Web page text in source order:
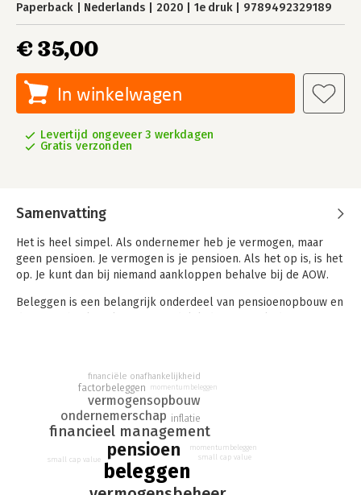
Paperback Nederlands 2020 1e druk 9789492329189
€ 35,00
In winkelwagen
Levertijd ongeveer 3 werkdagen
Gratis verzonden
Samenvatting
Het is heel simpel. Als ondernemer heb je vermogen, maar
geen pensioen. Je vermogen is je pensioen. Als het op is, is het
op. Je kunt dan bij niemand aankloppen behalve bij de AOW.
Beleggen is een belangrijk onderdeel van pensioenopbouw en
Dit boek helpt je de juiste keuzes te maken. De misinformatie
en misstanden die ik in de financiële media en
beleggingsindustrie tegenkom en heb meegemaakt hebben
mij ertoe doen besluiten dit boek te schrijven.
Dit boek geeft elke ondernemer of pensioenbelegger de kans
om met zijn vermogen een degelijk pensioen op te bouwen. Dit
beleggen
pensioen
financieel management
ondernemerschap
vermogensopbouw
inflatie
factorbeleggen
financiële onafhankelijkheid
momentumbeleggen
small cap value
momentumbeleggen
small cap value